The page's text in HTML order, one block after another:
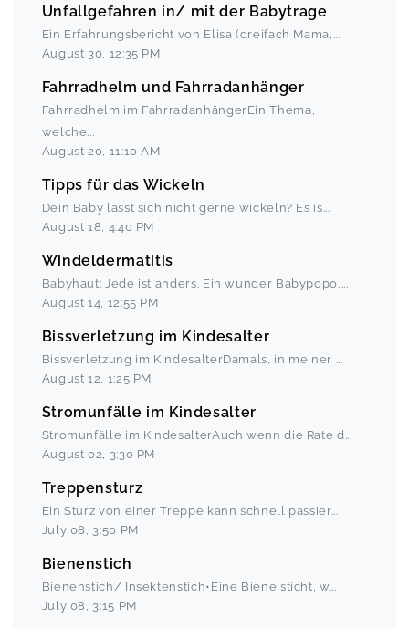
Unfallgefahren in/ mit der Babytrage
Ein Erfahrungsbericht von Elisa (dreifach Mama, ...
August 30 12:35 PM
Fahrradhelm und Fahrradanhänger
Fahrradhelm im FahrradanhängerEin Thema,
welche...
August 20 11:10 AM
Tipps für das Wickeln
Dein Baby lässt sich nicht gerne wickeln? Es is...
August 18 4:40 PM
Windeldermatitis
Babyhaut: Jede ist anders. Ein wunder Babypopo, ...
August 14 12:55 PM
Bissverletzung im Kindesalter
Bissverletzung im KindesalterDamals, in meiner ...
August 12 1:25 PM
Stromunfälle im Kindesalter
Stromunfälle im KindesalterAuch wenn die Rate d ...
August 02
3:30 PM
Treppensturz
Ein Sturz von einer Treppe kann schnell passier...
July 08
3:50 PM
Bienenstich
Bienenstich/ Insektenstich•Eine Biene sticht, w...
July 08
3:15 PM